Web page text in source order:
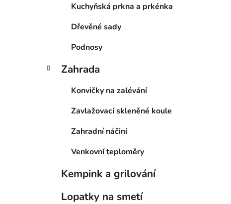
Kuchyňská prkna a prkénka
Dřevěné sady
Podnosy
Zahrada
Konvičky na zalévání
Zavlažovací skleněné koule
Zahradní náčiní
Venkovní teploměry
Kempink a grilování
Lopatky na smetí